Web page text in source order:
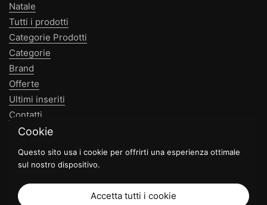
Natale
Tutti i prodotti
Categorie Prodotti
Categorie
Brand
Offerte
Ultimi inseriti
Contatti
Cookie
Questo sito usa i cookie per offrirti una esperienza ottimale
sul nostro dispositivo.
Accetta tutti i cookie